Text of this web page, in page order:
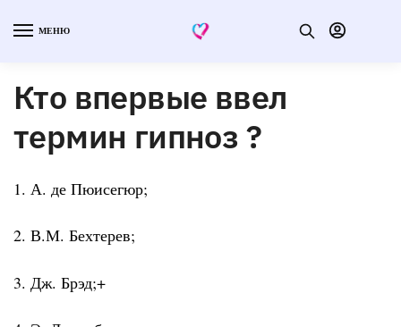
МЕНЮ
Кто впервые ввел
термин гипноз ?
1. А. де Пюисегюр;
2. В.М. Бехтерев;
3. Дж. Брэд;+